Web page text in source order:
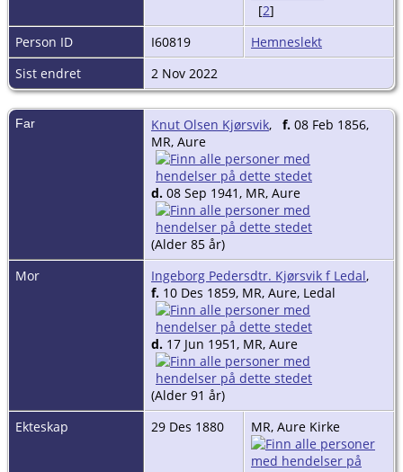
[2]
Person ID
I60819
Hemneslekt
Sist endret
2 Nov 2022
Far Knut Olsen Kjørsvik, f. 08 Feb 1856,
MR, Aure
d. 08 Sep 1941, MR, Aure
(Alder 85 år)
Mor
Ingeborg Pedersdtr. Kjørsvik f Ledal,
f. 10 Des 1859, MR, Aure, Ledal
d. 17 Jun 1951, MR, Aure
(Alder 91 år)
Ekteskap
29 Des 1880 MR, Aure Kirke